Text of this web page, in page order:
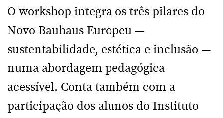
O workshop integra os três pilares do
Novo Bauhaus Europeu —
sustentabilidade, estética e inclusão —
numa abordagem pedagógica
acessível. Conta também com a
participação dos alunos do Instituto